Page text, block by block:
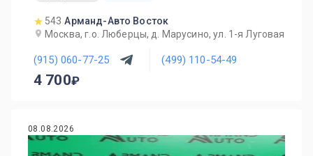
543 Арманд-Авто Восток
Москва, г.о. Люберцы, д. Марусино, ул. 1-я Луговая
(915) 060-77-25 (499) 110-54-49
4 700
08.08.2026